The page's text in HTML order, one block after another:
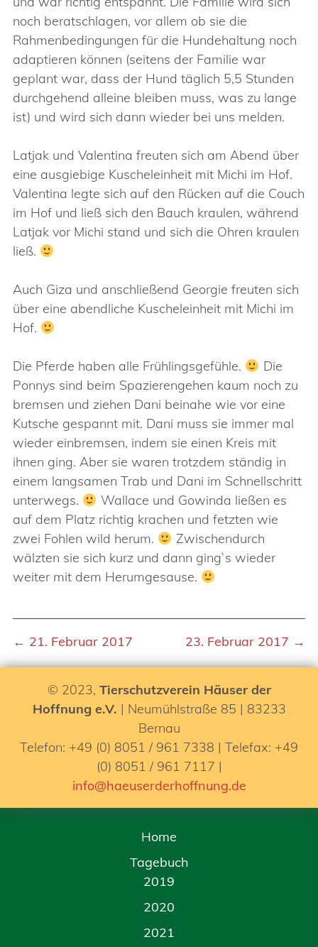
noch beratschlagen, vor allem ob sie die
Rahmenbedingungen für die Hundehaltung noch
adaptieren können (seitens der Familie war
geplant war, dass der Hund täglich 5,5 Stunden
durchgehend alleine bleiben muss, was zu lange
ist) und wird sich dann wieder bei uns melden.
Latjak und Valentina freuten sich am Abend über
eine ausgiebige Kuscheleinheit mit Michi im Hof.
Valentina legte sich auf den Rücken auf die Couch
im Hof und ließ sich den Bauch kraulen, während
Latjak vor Michi stand und sich die Ohren kraulen
ließ.
Auch Giza und anschließend Georgie freuten sich
über eine abendliche Kuscheleinheit mit Michi im
Hof.
Die Pferde haben alle Frühlingsgefühle.
Die
Ponnys sind beim Spazierengehen kaum noch zu
bremsen und ziehen Dani beinahe wie vor eine
Kutsche gespannt mit. Dani muss sie immer mal
wieder einbremsen, indem sie einen Kreis mit
ihnen ging. Aber sie waren trotzdem ständig in
einem langsamen Trab und Dani im Schnellschritt
unterwegs.
Wallace und Gowinda ließen es
auf dem Platz richtig krachen und fetzten wie
zwei Fohlen wild herum.
Zwischendurch
wälzten sie sich kurz und dann ging`s wieder
weiter mit dem Herumgesause.
← 21. Februar 2017 23. Februar 2017 →
© 2023, Tierschutzverein Häuser der
Hoffnung e.V. | Neumühlstraße 85 | 83233
Bernau
Telefon: +49 (0) 8051 / 961 7338 | Telefax: +49
(0) 8051 / 961 7117 |
info@haeuserderhoffnung.de
Home
Tagebuch
2019
2020
2021